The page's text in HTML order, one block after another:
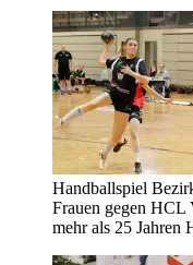
Handballspiel
Frauen gegen HCL
mehr als 25 Jahren